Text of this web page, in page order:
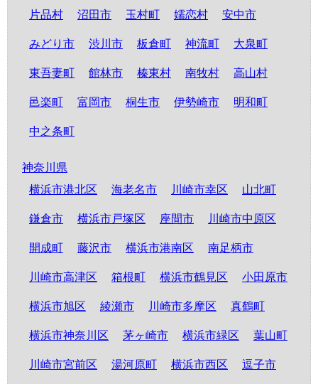
片品村 沼田市 玉村町 嬬恋村 安中市
みどり市 渋川市 板倉町 神流町 大泉町
東吾妻町 館林市 榛東村 南牧村 高山村
邑楽町 富岡市 桐生市 伊勢崎市 明和町
中之条町
神奈川県
横浜市港北区
海老名市 川崎市幸区 山北町
鎌倉市 横浜市戸塚区 座間市 川崎市中原区
開成町 藤沢市 横浜市港南区 南足柄市
川崎市高津区 箱根町 横浜市鶴見区 小田原市
横浜市旭区 綾瀬市 川崎市多摩区 真鶴町
横浜市神奈川区 茅ヶ崎市 横浜市緑区 葉山町
川崎市宮前区 湯河原町 横浜市西区 逗子市